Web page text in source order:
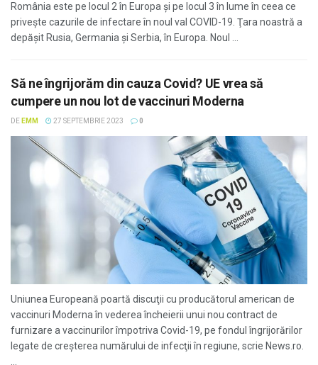
România este pe locul 2 în Europa și pe locul 3 în lume în ceea ce
privește cazurile de infectare în noul val COVID-19. Ţara noastră a
depășit Rusia, Germania și Serbia, în Europa. Noul ...
Să ne îngrijorăm din cauza Covid? UE vrea să
cumpere un nou lot de vaccinuri Moderna
DE EMM 27 SEPTEMBRIE 2023 0
Uniunea Europeană poartă discuţii cu producătorul american de
vaccinuri Moderna în vederea încheierii unui nou contract de
furnizare a vaccinurilor împotriva Covid-19, pe fondul îngrijorărilor
legate de creşterea numărului de infecţii în regiune, scrie News.ro.